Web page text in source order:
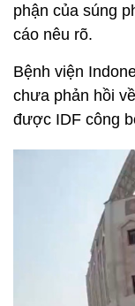
phận của súng
cáo nêu rõ.
Bệnh viện
chưa phản hồi
được IDF công